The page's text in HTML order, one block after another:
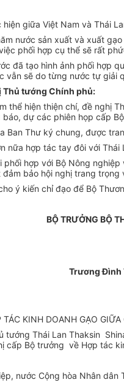
giữa Việt Nam và Thái
nước sản xuất và xuất
phối hợp cụ thể sẽ rất
đã tạo hình ảnh phối hợp
vẫn sẽ do từng nước tự giải
Thủ tướng Chính phủ:
thể hiện thiện chí, đề nghị
dự các phiên họp cấp
Ban Thư ký chung, được
nữa hợp tác tay đôi với
hợp với Bộ Nông
bảo hội nghị trang trọng
ý kiến chỉ đạo để Bộ
BỘ TRƯỞNG BỘ
Trương Đình
KINH DOANH GẠO
Thái Lan Thaksin
cấp Bộ trưởng về Hợp tác
nước Cộng hòa Nhân dân